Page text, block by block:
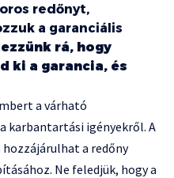
redőnyt,
a garanciális
rá, hogy
ki a garancia, és
a várható
karbantartási igényekről. A
hozzájárulhat a redőny
Ne feledjük, hogy a